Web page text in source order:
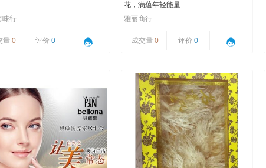
味行
量 0 评价 0
花，满蕴年轻能量
雅丽商行
成交量 0 评价 0